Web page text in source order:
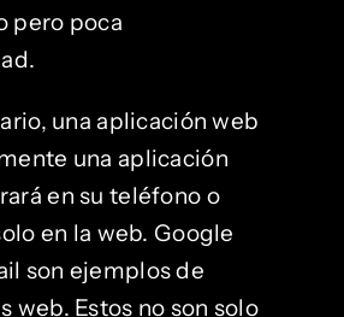
pero poca
una aplicación web
una aplicación
en su teléfono o
en la web. Google
son ejemplos de
web. Estos no son solo